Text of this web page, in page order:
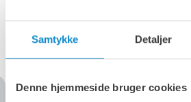
Samtykke Detaljer
Denne hjemmeside bruger cookies
Mulige løsninger i
træ- og